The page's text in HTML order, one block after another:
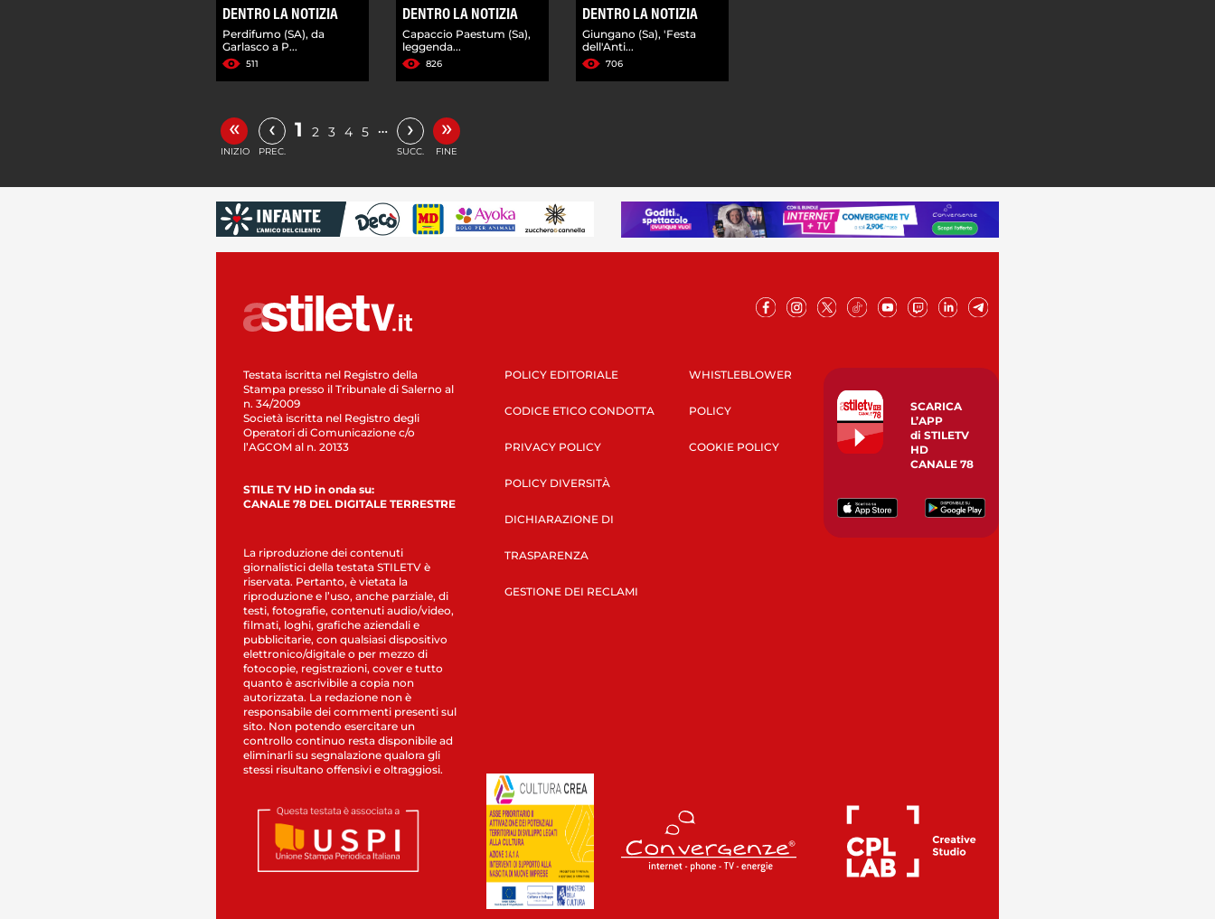
DENTRO LA NOTIZIA
Perdifumo (SA), da
Garlasco a P...
511
DENTRO LA NOTIZIA
Capaccio Paestum (Sa),
leggenda...
826
DENTRO LA NOTIZIA
Giungano (Sa), 'Festa
dell'Anti...
706
«
INIZIO
‹
PREC.
1 2 3 4 5 … ›
SUCC.
»
FINE
Testata iscritta nel Registro della
Stampa presso il Tribunale di Salerno al
n. 34/2009
Società iscritta nel Registro degli
Operatori di Comunicazione c/o
l’AGCOM al n. 20133
STILE TV HD in onda su:
CANALE 78 DEL DIGITALE TERRESTRE
La riproduzione dei contenuti
giornalistici della testata STILETV è
riservata. Pertanto, è vietata la
riproduzione e l’uso, anche parziale, di
testi, fotografie, contenuti audio/video,
filmati, loghi, grafiche aziendali e
pubblicitarie, con qualsiasi dispositivo
elettronico/digitale o per mezzo di
fotocopie, registrazioni, cover e tutto
quanto è ascrivibile a copia non
autorizzata. La redazione non è
responsabile dei commenti presenti sul
sito. Non potendo esercitare un
controllo continuo resta disponibile ad
eliminarli su segnalazione qualora gli
stessi risultano offensivi e oltraggiosi.
POLICY EDITORIALE
CODICE ETICO CONDOTTA
PRIVACY POLICY
POLICY DIVERSITÀ
DICHIARAZIONE DI
TRASPARENZA
GESTIONE DEI RECLAMI
WHISTLEBLOWER
POLICY
COOKIE POLICY
SCARICA
L’APP
di STILETV
HD
CANALE 78